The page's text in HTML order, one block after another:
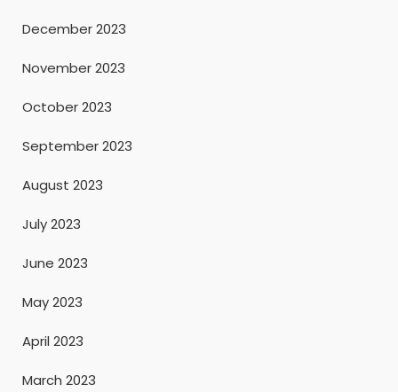
December 2023
November 2023
October 2023
September 2023
August 2023
July 2023
June 2023
May 2023
April 2023
March 2023